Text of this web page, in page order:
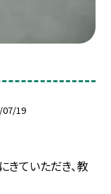
07/19
ていただき、教